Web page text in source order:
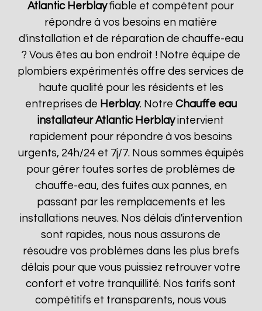
Atlantic Herblayfiable et compétent pour
répondre à vos besoins en matière
d'installation et de réparation de chauffe-eau
? Vous êtes au bon endroit ! Notre équipe de
plombiers expérimentés offre des services de
haute qualité pour les résidents et les
entreprises de Herblay. Notre Chauffe eau
installateur Atlantic Herblayintervient
rapidement pour répondre à vos besoins
urgents, 24h/24 et 7j/7. Nous sommes équipés
pour gérer toutes sortes de problèmes de
chauffe-eau, des fuites aux pannes, en
passant par les remplacements et les
installations neuves. Nos délais d'intervention
sont rapides, nous nous assurons de
résoudre vos problèmes dans les plus brefs
délais pour que vous puissiez retrouver votre
confort et votre tranquillité. Nos tarifs sont
compétitifs et transparents, nous vous